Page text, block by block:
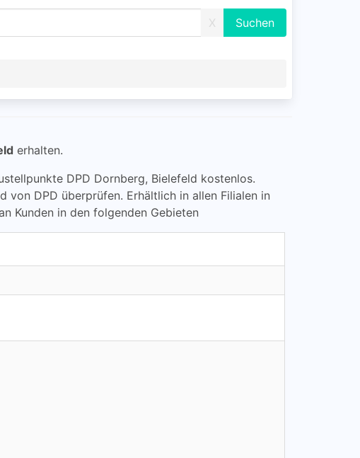
X
erhalten.
DPD Dornberg, Bielefeld kostenlos.
von DPD überprüfen. Erhältlich in allen Filialen in
Kunden in den folgenden Gebieten